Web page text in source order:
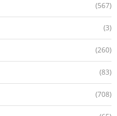
(567)
(3)
(260)
(83)
(708)